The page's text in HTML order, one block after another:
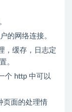
的网络连接。
，缓存，日志定
。
个 http 中可以
页面的处理情